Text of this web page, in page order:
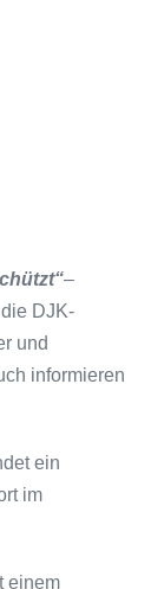
–
DJK-
und
informieren
ein
im
einem